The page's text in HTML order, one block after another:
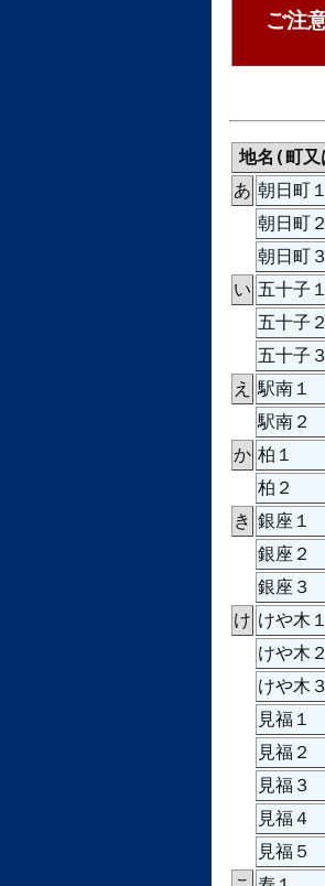
ご注
地名(町又
あ 朝日町１
朝日町２
朝日町３
い 五十子１
五十子２
五十子３
え 駅南１
駅南２
か 柏１
柏２
き 銀座１
銀座２
銀座３
け けや木１
けや木２
けや木３
見福１
見福２
見福３
見福４
見福５